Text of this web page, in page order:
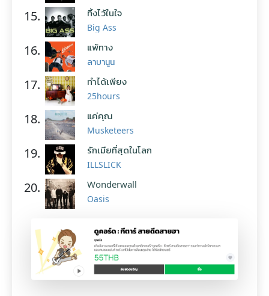
15. ทิ้งไว้ในใจ
Big Ass
16. แพ้ทาง
ลาบานูน
17. ทำได้เพียง
25hours
18. แค่คุณ
Musketeers
19. รักเมียที่สุดในโลก
ILLSLICK
20. Wonderwall
Oasis